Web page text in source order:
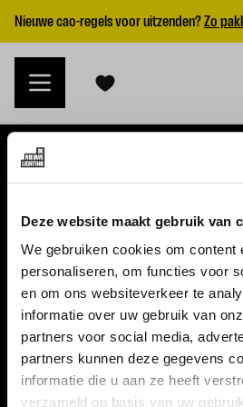
Deze website maakt gebruik van
We gebruiken cookies om content
personaliseren, om functies voor
en om ons websiteverkeer te
informatie over uw gebruik van
partners voor social media,
partners kunnen deze gegevens
informatie die u aan ze heeft
verzameld op basis van uw
Nieuwe cao-regels voor uitzenden?Zo
WERKGEVERS
Nieuwe cao uitzenden 2026
Vraag een offerte aan
VACATURES
Alle vacatures
Topvacatures